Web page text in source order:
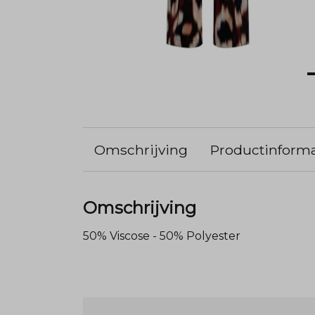
Omschrijving
Omschrijving
50% Viscose - 50% Polyester